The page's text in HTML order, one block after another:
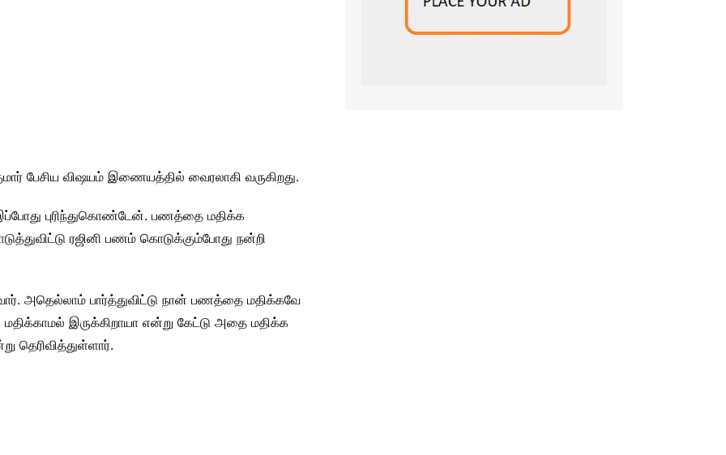
பேசிய விஷயம் இணையத்தில் வைரலாகி வருகிறது.
புரிந்துகொண்டேன். பணத்தை மதிக்க
ரஜினி பணம் கொடுக்கும்போது நன்றி
அதெல்லாம் பார்த்துவிட்டு நான் பணத்தை மதிக்கவே
இருக்கிறாயா என்று கேட்டு அதை மதிக்க
தெரிவித்துள்ளார்.